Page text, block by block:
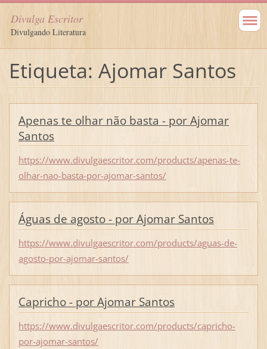
Divulga Escritor
Divulgando Literatura
Etiqueta: Ajomar Santos
Apenas te olhar não basta - por Ajomar
Santos
https://www.divulgaescritor.com/products/apenas-te-
olhar-nao-basta-por-ajomar-santos/
Águas de agosto - por Ajomar Santos
https://www.divulgaescritor.com/products/aguas-de-
agosto-por-ajomar-santos/
Capricho - por Ajomar Santos
https://www.divulgaescritor.com/products/capricho-
por-ajomar-santos/